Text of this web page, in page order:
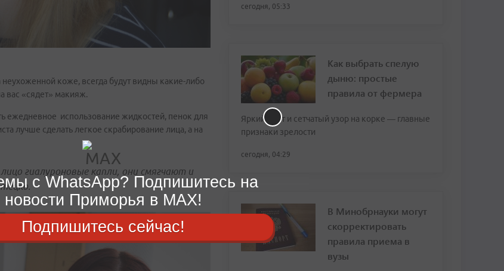
коже, всегда будут видны какие-либо
вас «сядет» макияж.
ежедневное использование жидкостей, пенок для
лучше сделать легкое скрабирование лица, а на
гиалуроновые капли, они смягчают и
сегодня, 05:33
Как выбрать спелую
дыню: простые
правила от фермера
Яркий цвет и сетчатый узор на корке — главные
признаки зрелости
сегодня, 04:29
В Минобрнауки могут
скорректировать
правила приема в
вузы
с WhatsApp? Подпишитесь на
новости Приморья в MAX!
Подпишитесь сейчас!